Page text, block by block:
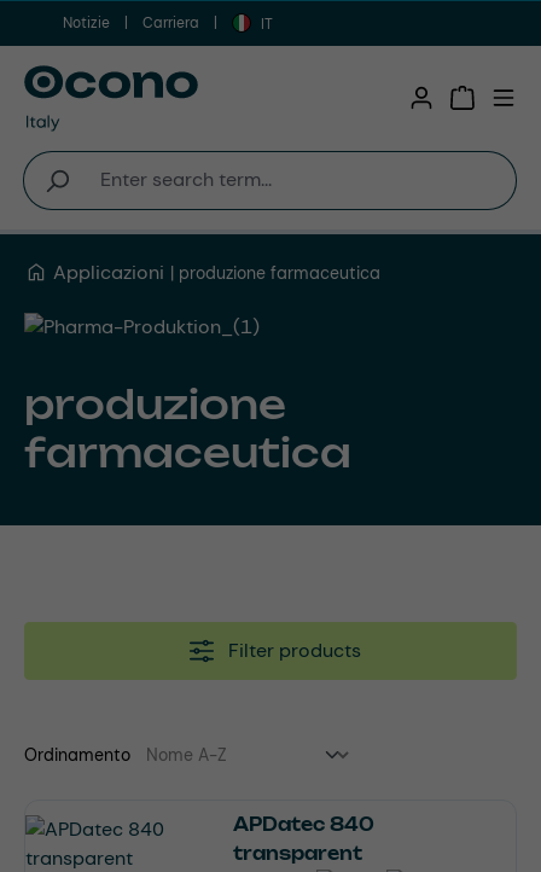
Vai al contenuto principale
Notizie Carriera IT
Applicazioni produzione farmaceutica
produzione
farmaceutica
Filter products
Ordinamento
APDatec 840
transparent